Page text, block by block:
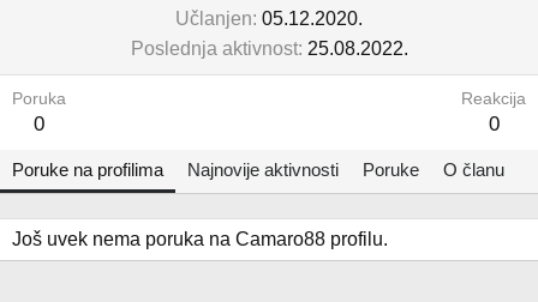
Učlanjen 05.12.2020.
Poslednja aktivnost 25.08.2022.
Poruka
0
Reakcija
0
Poruke na profilima Najnovije aktivnosti Poruke O članu
Još uvek nema poruka na Camaro88 profilu.